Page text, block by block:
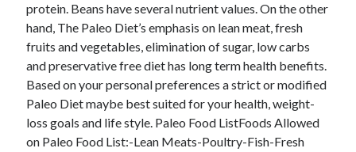
protein. Beans have several nutrient values. On the other
hand, The Paleo Diet’s emphasis on lean meat, fresh
fruits and vegetables, elimination of sugar, low carbs
and preservative free diet has long term health benefits.
Based on your personal preferences a strict or modified
Paleo Diet maybe best suited for your health, weight-
loss goals and life style. Paleo Food ListFoods Allowed
on Paleo Food List:-Lean Meats-Poultry-Fish-Fresh